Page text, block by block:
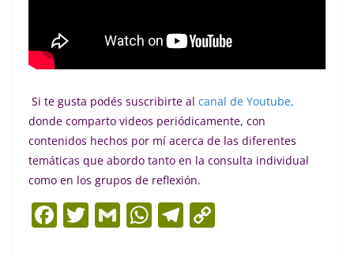
Si te gusta podés suscribirte al canal de Youtube,
donde comparto videos periódicamente, con
contenidos hechos por mí acerca de las diferentes
temáticas que abordo tanto en la consulta individual
como en los grupos de reflexión.
F T G W T